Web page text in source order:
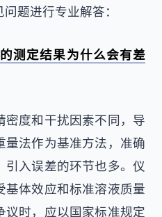
题进行专业解答：
测定结果为什么会有差
密度和干扰因素不同，导
法作为基准方法，准确
入误差的环节也多。仪
体效应和标准溶液质量
议时，应以国家标准规定